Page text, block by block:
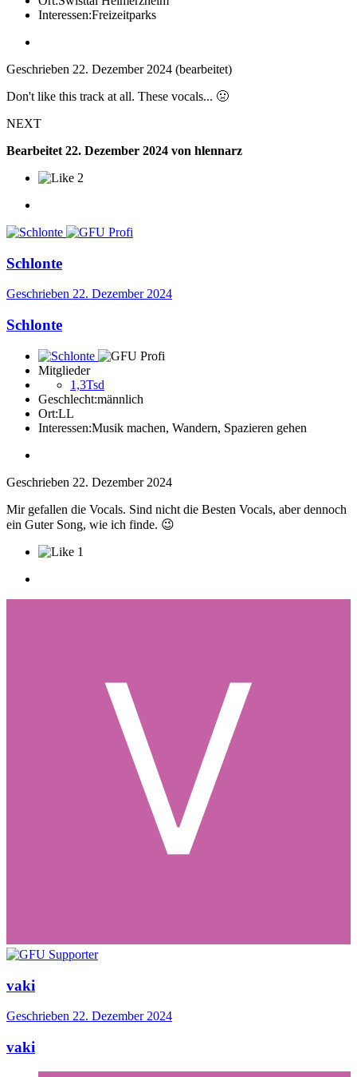
Interessen:Freizeitparks
Geschrieben 22. Dezember 2024 (bearbeitet)
Don't like this track at all. These vocals... 🤢
NEXT
Bearbeitet 22. Dezember 2024 von hlennarz
2
Schlonte
Geschrieben 22. Dezember 2024
Schlonte
Mitglieder
1,3Tsd
Geschlecht:männlich
Ort:LL
Interessen:Musik machen, Wandern, Spazieren gehen
Geschrieben 22. Dezember 2024
Mir gefallen die Vocals. Sind nicht die Besten Vocals, aber dennoch
ein Guter Song, wie ich finde. 😉
1
vaki
Geschrieben 22. Dezember 2024
vaki